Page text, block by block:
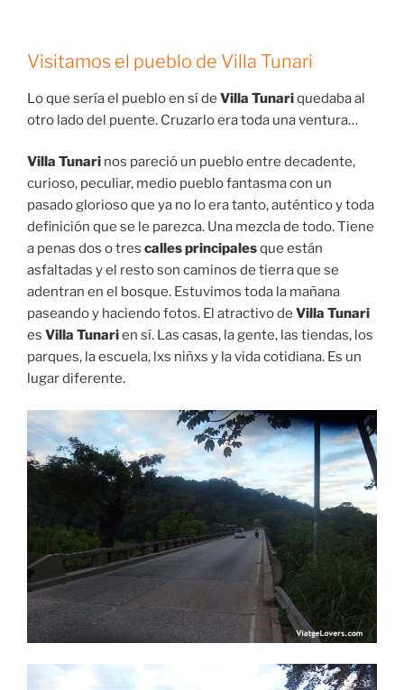
Visitamos el pueblo de Villa Tunari
Lo que sería el pueblo en sí de Villa Tunariquedaba al
otro lado del puente. Cruzarlo era toda una ventura…
Villa Tunari nos pareció un pueblo entre decadente,
curioso, peculiar, medio pueblo fantasma con un
pasado glorioso que ya no lo era tanto, auténtico y toda
definición que se le parezca. Una mezcla de todo. Tiene
a penas dos o tres calles principalesque están
asfaltadas y el resto son caminos de tierra que se
adentran en el bosque. Estuvimos toda la mañana
paseando y haciendo fotos. El atractivo de Villa Tunari
es Villa Tunarien sí. Las casas, la gente, las tiendas, los
parques, la escuela, lxs niñxs y la vida cotidiana. Es un
lugar diferente.